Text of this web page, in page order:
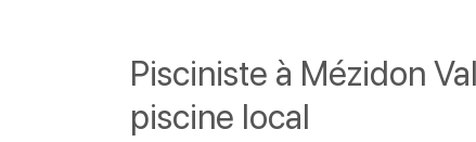
Pisciniste à Mézidon
piscine local